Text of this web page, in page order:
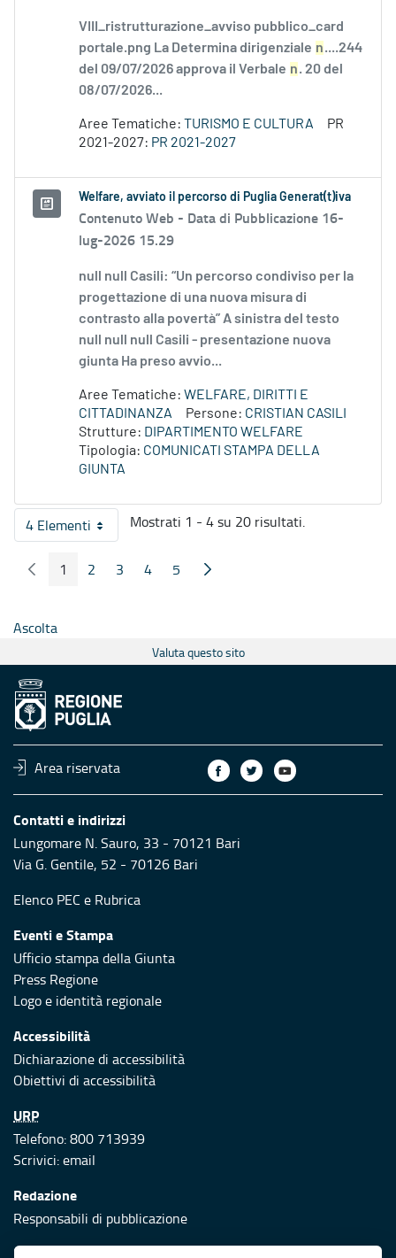
VIII_ristrutturazione_avviso pubblico_card
portale.png La Determina dirigenziale n....244
del 09/07/2026 approva il Verbale n. 20 del
08/07/2026...
Aree Tematiche: TURISMO E CULTURA
PR
2021-2027: PR 2021-2027
Welfare, avviato il percorso di Puglia Generat(t)iva
Contenuto Web - Data di Pubblicazione 16-
lug-2026 15.29
null null Casili: “Un percorso condiviso per la
progettazione di una nuova misura di
contrasto alla povertà” A sinistra del testo
null null null Casili - presentazione nuova
giunta Ha preso avvio...
Aree Tematiche: WELFARE, DIRITTI E
CITTADINANZA
Persone: CRISTIAN CASILI
Strutture: DIPARTIMENTO WELFARE
Tipologia: COMUNICATI STAMPA DELLA
GIUNTA
4 ElementiPer pagina
Mostrati 1 - 4 su 20 risultati.
Pagina Precedente
Pagina
1 Pagina
2 Pagina
3 Pagina
4 Pagina
5 Pagina Seguente
Ascolta
Valuta questo sito
Area riservata
Contatti e indirizzi
Lungomare N. Sauro, 33 - 70121 Bari
Via G. Gentile, 52 - 70126 Bari
Elenco PEC e Rubrica
Eventi e Stampa
Ufficio stampa della Giunta
Press Regione
Logo e identità regionale
Accessibilità
Dichiarazione di accessibilità
Obiettivi di accessibilità
URP
Telefono: 800 713939
Scrivici:email
Redazione
Responsabili di pubblicazione
Protezione civile